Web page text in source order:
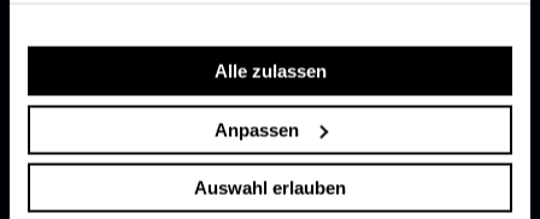
Alle zulassen
Anpassen
Auswahl erlauben
Partner werden
Fanshop
Dokumente